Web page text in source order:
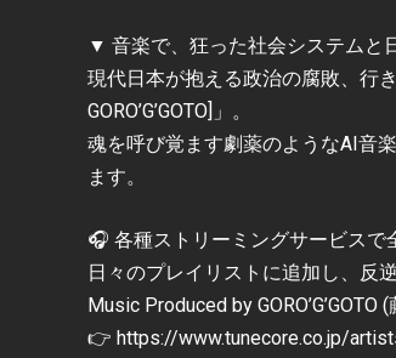
▼ 音楽で、狂った社会システムと
現代日本が抱える政治の腐敗、行
GORO’G’GOTO]」。
魂を呼び覚ます劇薬のようなAI音
ます。
🎧 各種ストリーミングサービスで
日々のプレイリストに追加し、反
Music Produced by GORO’G’GOTO
👉 https://www.tunecore.co.jp/